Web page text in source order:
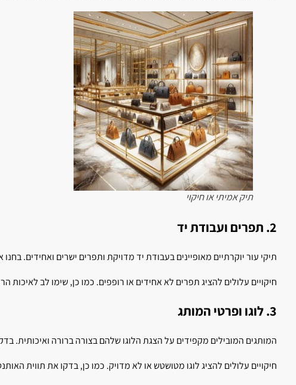
תיק אמיתי או חיקוי
2. תפרים ועבודת יד
תיקי עור יוקרתיים מאופיינים בעבודת יד מדויקת ותפרים ישרים ואחידים.
חיקויים עלולים להציג תפרים לא אחידים או רופפים. כמו כן, שימו לב לאיכות
3. לוגו ופרטי המותג
המותגים המובילים מקפידים על הצגת הלוגו שלהם בצורה ברורה ואיכותית.
חיקויים עלולים להציג לוגו מטושטש או לא מדויק. כמו כן, בדקו את תווית